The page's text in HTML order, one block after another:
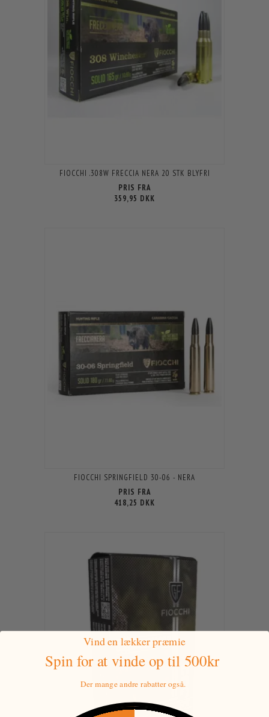
FIOCCHI .308W FRECCIA NERA 20 STK BLYFRI
PRIS FRA
359,95 DKK
FIOCCHI SPRINGFIELD 30-06 - NERA
PRIS FRA
418,25 DKK
Vind en lækker præmie
Spin for at vindeop til 500kr
Der mange andre rabatter også.